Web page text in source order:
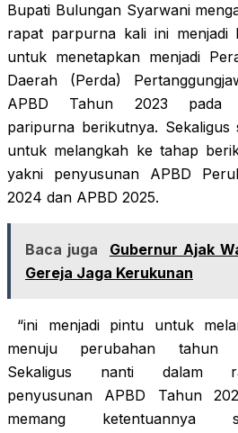
Bupati Bulungan Syarwani
rapat parpurna kali ini menjadi
untuk menetapkan menjadi
Daerah (Perda)
APBD Tahun 2023 pada
paripurna berikutnya. Sekaligus
untuk melangkah ke tahap
yakni penyusunan APBD
2024 dan APBD 2025.
Baca juga
Gubernur Ajak
Gereja Jaga Kerukunan
“ini menjadi pintu untuk
menuju perubahan tahun
Sekaligus nanti dalam
penyusunan APBD Tahun
memang ketentuannya